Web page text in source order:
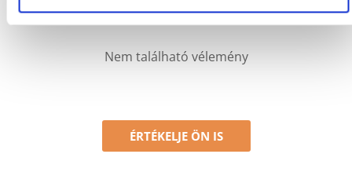
Nem található vélemény
ÉRTÉKELJE ÖN IS